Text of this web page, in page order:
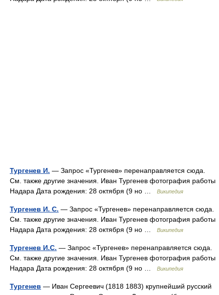
Тургенев И. — Запрос «Тургенев» перенаправляется сюда.
Cм. также другие значения. Иван Тургенев фотография работы
Надара Дата рождения: 28 октября (9 но …
Википедия
Тургенев И. С. — Запрос «Тургенев» перенаправляется сюда.
Cм. также другие значения. Иван Тургенев фотография работы
Надара Дата рождения: 28 октября (9 но …
Википедия
Тургенев И.С. — Запрос «Тургенев» перенаправляется сюда.
Cм. также другие значения. Иван Тургенев фотография работы
Надара Дата рождения: 28 октября (9 но …
Википедия
Тургенев — Иван Сергеевич (1818 1883) крупнейший русский